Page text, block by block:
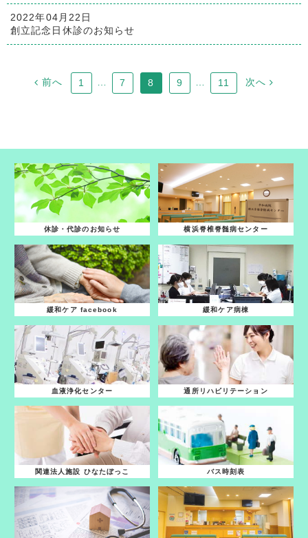
2022年04月22日
創立記念日休診のお知らせ
前へ 1 7 8 9 11 次へ
休診・代診のお知らせ 横浜脊椎脊髄病センター
緩和ケア facebook 緩和ケア病棟
血液浄化センター 通所リハビリテーション
関連法人施設 ひなたぼっこ バス時刻表